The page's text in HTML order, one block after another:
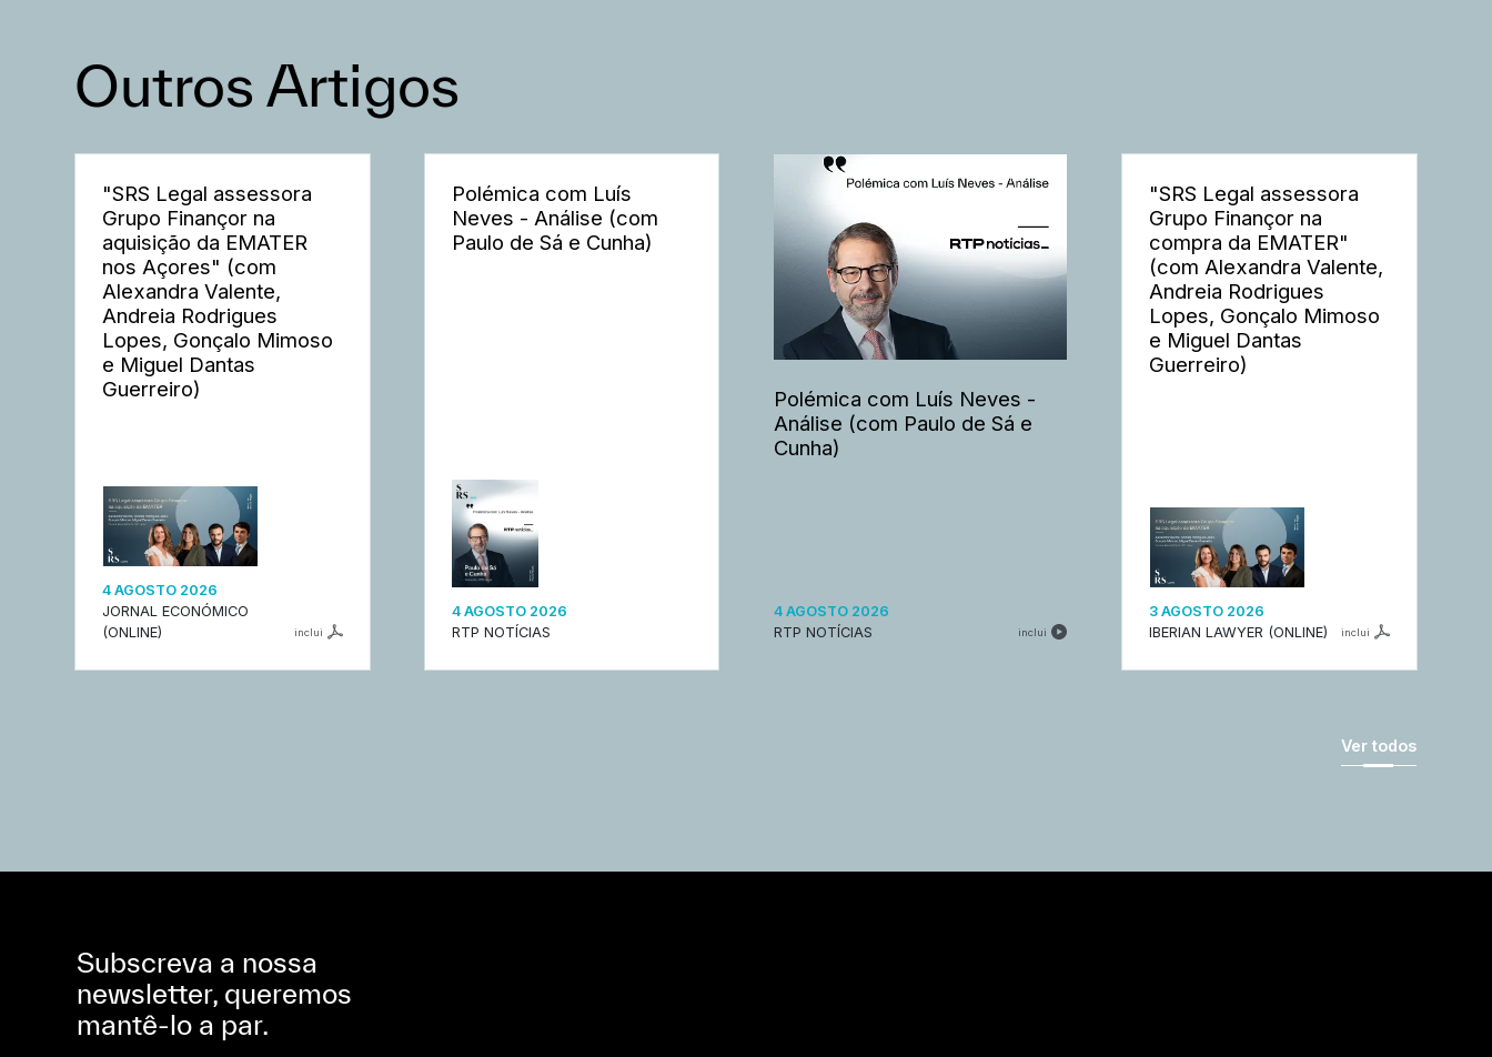
Outros Artigos
"SRS Legal assessora
Grupo Finançor na
aquisição da EMATER
nos Açores" (com
Alexandra Valente,
Andreia Rodrigues
Lopes, Gonçalo Mimoso
e Miguel Dantas
Guerreiro)
4 AGOSTO 2026
JORNAL ECONÓMICO
(ONLINE)
inclui
Polémica com Luís
Neves - Análise (com
Paulo de Sá e Cunha)
4 AGOSTO 2026
RTP NOTÍCIAS
Polémica com Luís Neves -
Análise (com Paulo de Sá e
Cunha)
4 AGOSTO 2026
RTP NOTÍCIAS
inclui
"SRS Legal assessora
Grupo Finançor na
compra da EMATER"
(com Alexandra Valente,
Andreia Rodrigues
Lopes, Gonçalo Mimoso
e Miguel Dantas
Guerreiro)
3 AGOSTO 2026
IBERIAN LAWYER (ONLINE)
inclui
Ver todos
Subscreva a nossa
newsletter, queremos
mantê-lo a par.